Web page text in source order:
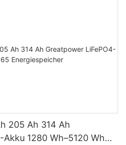
205 Ah 314 Ah
1280 Wh–5120 Wh